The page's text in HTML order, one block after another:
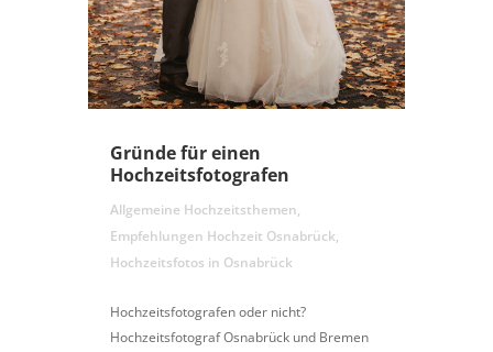
Gründe für einen
Hochzeitsfotografen
Allgemeine Hochzeitsthemen,
Empfehlungen Hochzeit Osnabrück,
Hochzeitsfotos in Osnabrück
Hochzeitsfotografen oder nicht?
Hochzeitsfotograf Osnabrück und Bremen